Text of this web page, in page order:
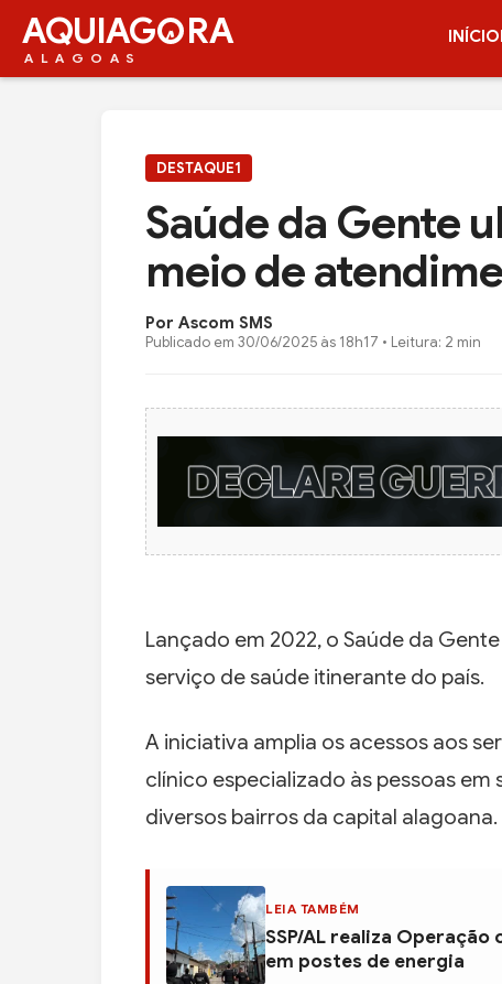
AQUIAG RA
ALAGOAS
INÍCIO
DESTAQUE1
Saúde da Gente
meio de
Por Ascom SMS
Publicado em 30/06/2025 às 18h17 • Leitura: 2 min
Lançado em 2022, o Saúde da
serviço de saúde itinerante do país.
A iniciativa amplia os acessos aos
clínico especializado às pessoas
diversos bairros da capital alagoana.
LEIA TAMBÉM
SSP/AL realiza
em postes de energia